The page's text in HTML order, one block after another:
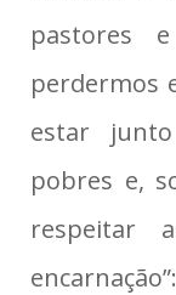
pastores
perdermos
estar
pobres e,
respeitar
encarnação”: